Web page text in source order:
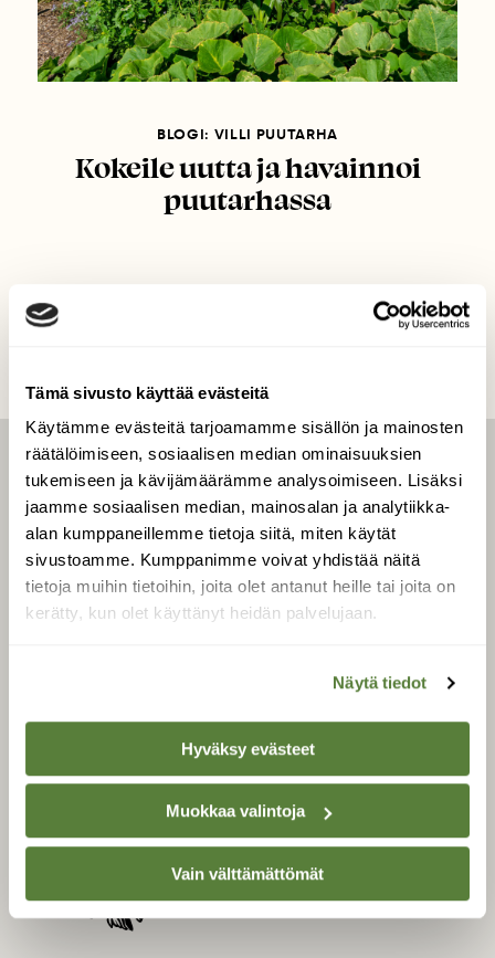
Tämä sivusto käyttää evästeitä
Käytämme evästeitä tarjoamamme sisällön ja mainosten
räätälöimiseen, sosiaalisen median ominaisuuksien
tukemiseen ja kävijämäärämme analysoimiseen. Lisäksi
jaamme sosiaalisen median, mainosalan ja analytiikka-
alan kumppaneillemme tietoja siitä, miten käytät
sivustoamme. Kumppanimme voivat yhdistää näitä
tietoja muihin tietoihin, joita olet antanut heille tai joita on
kerätty, kun olet käyttänyt heidän palvelujaan.
Näytä tiedot
Hyväksy evästeet
Muokkaa valintoja
Vain välttämättömät
BLOGI: VILLI PUUTARHA
Kokeile uutta ja havainnoi
puutarhassa
LEHTI
Uusin lehti
Tilaa Suomen Luonto
Tilaa digilukuoikeus
Äänestä parasta juttua
SUOMEN LUONNON­
Suomen Luonto -lehden
kustantaja onSuomen
luonnonsuojelu­liitto.